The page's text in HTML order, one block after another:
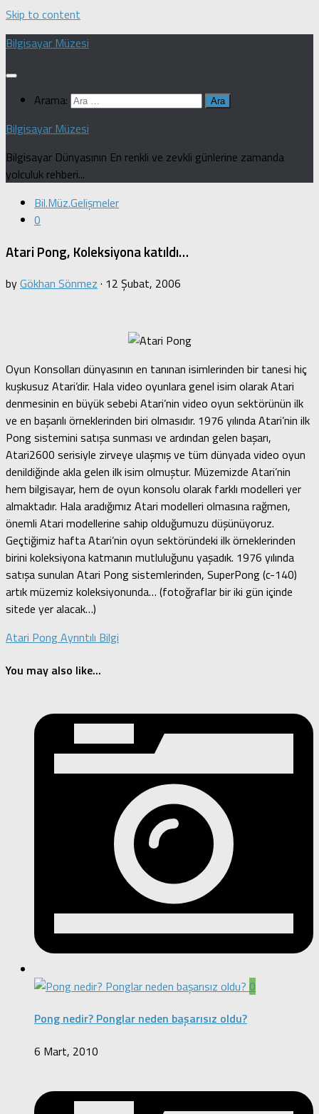
Skip to content
Bilgisayar Müzesi
Arama:
Bilgisayar Müzesi
Bilgisayar Dünyasının En renkli ve zevkli günlerine zamanda
yolculuk rehberi...
Bil.Müz.Gelişmeler
0
Atari Pong, Koleksiyona katıldı…
byGökhan Sönmez · 12 Şubat, 2006
Oyun Konsolları dünyasının en tanınan isimlerinden bir tanesi hiç
kuşkusuz Atari’dir. Hala video oyunlara genel isim olarak Atari
denmesinin en büyük sebebi Atari’nin video oyun sektörünün ilk
ve en başarılı örneklerinden biri olmasıdır. 1976 yılında Atari’nin ilk
Pong sistemini satışa sunması ve ardından gelen başarı,
Atari2600 serisiyle zirveye ulaşmış ve tüm dünyada video oyun
denildiğinde akla gelen ilk isim olmuştur. Müzemizde Atari’nin
hem bilgisayar, hem de oyun konsolu olarak farklı modelleri yer
almaktadır. Hala aradığımız Atari modelleri olmasına rağmen,
önemli Atari modellerine sahip olduğumuzu düşünüyoruz.
Geçtiğimiz hafta Atari’nin oyun sektöründeki ilk örneklerinden
birini koleksiyona katmanın mutluluğunu yaşadık. 1976 yılında
satışa sunulan Atari Pong sistemlerinden, SuperPong (c-140)
artık müzemiz koleksiyonunda… (fotoğraflar bir iki gün içinde
sitede yer alacak…)
Atari Pong Ayrıntılı Bilgi
You may also like...
0
Pong nedir? Ponglar neden başarısız oldu?
6 Mart, 2010